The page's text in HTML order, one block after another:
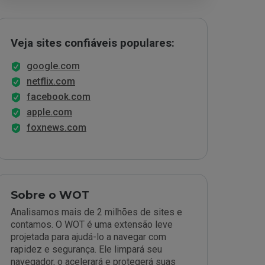
Veja sites confiáveis populares:
google.com
netflix.com
facebook.com
apple.com
foxnews.com
Sobre o WOT
Analisamos mais de 2 milhões de sites e
contamos. O WOT é uma extensão leve
projetada para ajudá-lo a navegar com
rapidez e segurança. Ele limpará seu
navegador, o acelerará e protegerá suas